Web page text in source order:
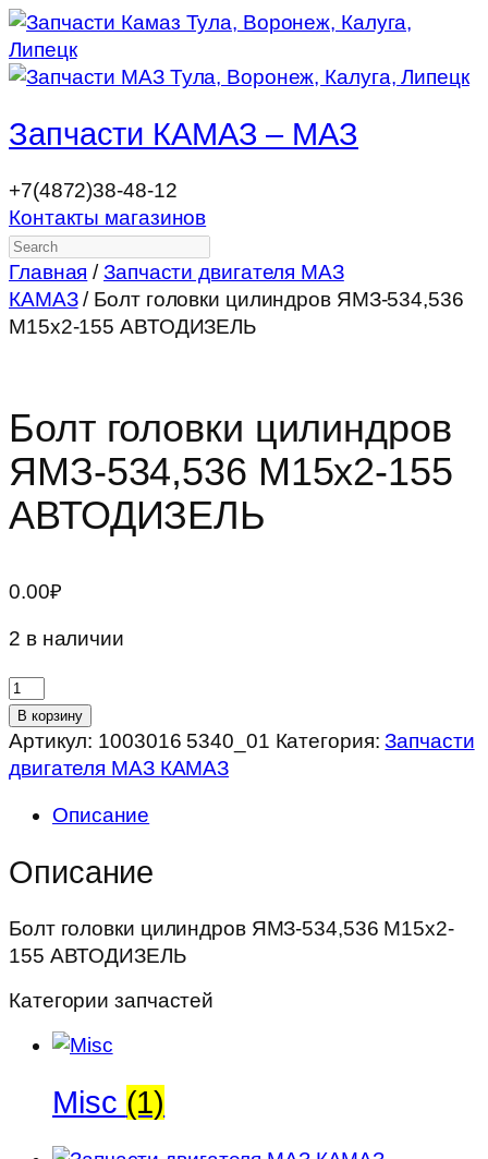
Запчасти КАМАЗ – МАЗ
+7(4872)38-48-12
Контакты магазинов
Search
Главная /Запчасти двигателя МАЗ
КАМАЗ/ Болт головки цилиндров ЯМЗ-534,536
М15х2-155 АВТОДИЗЕЛЬ
Болт головки цилиндров
ЯМЗ-534,536 М15х2-155
АВТОДИЗЕЛЬ
0.00₽
2 в наличии
Количество
товара
Болт
головки
ЯМЗ-534,536
155
В корзину
Артикул: 1003016 5340_01 Категория:Запчасти
двигателя МАЗ КАМАЗ
Описание
Описание
Болт головки цилиндров ЯМЗ-534,536 М15х2-
155 АВТОДИЗЕЛЬ
Категории запчастей
Misc (1)